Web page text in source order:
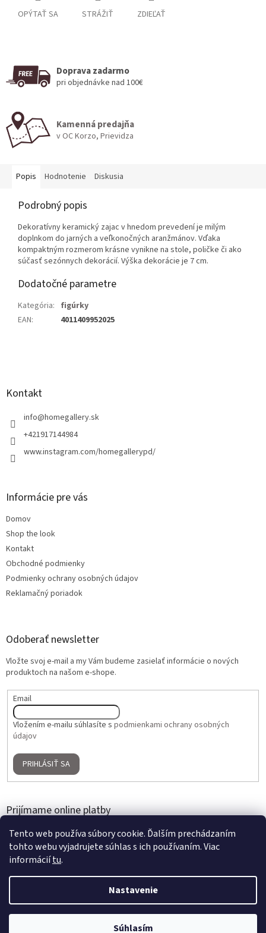
Tento web používa súbory cookie. Ďalším prechádzaním
tohto webu vyjadrujete súhlas s ich používaním. Viac
informáciítu.
Nastavenie
Súhlasím
2 + 1 ZADARMO na umelé kvety a aranžmány | Nakúpte 3 produkty,
OPÝTAŤ SA STRÁŽIŤ ZDIEĽAŤ
Doprava zadarmo
pri objednávke nad 100€
Kamenná predajňa
v OC Korzo, Prievidza
Popis Hodnotenie Diskusia
Podrobný popis
Dekoratívny keramický zajac v hnedom prevedení je milým
doplnkom do jarných a veľkonočných aranžmánov. Vďaka
kompaktným rozmerom krásne vynikne na stole, poličke či ako
súčasť sezónnych dekorácií. Výška dekorácie je 7 cm.
Dodatočné parametre
Kategória: figúrky
EAN: 4011409952025
Kontakt
info@homegallery.sk
+421917144984
www.instagram.com/homegallerypd/
Informácie pre vás
Domov
Shop the look
Kontakt
Obchodné podmienky
Podmienky ochrany osobných údajov
Reklamačný poriadok
Odoberať newsletter
Vložte svoj e-mail a my Vám budeme zasielať informácie o nových
produktoch na našom e-shope.
Email
Vložením e-mailu súhlasíte s podmienkami ochrany osobných
údajov
PRIHLÁSIŤ SA
Prijímame online platby
Vytvoril Shoptet
Home Gallery. Všetky práva vyhradené.